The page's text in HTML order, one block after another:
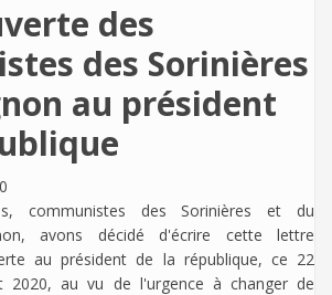
des
des Sorinières
au président
communistes des Sorinières et du
avons décidé d'écrire cette lettre
au président de la république, ce 22
2020, au vu de l'urgence à changer de